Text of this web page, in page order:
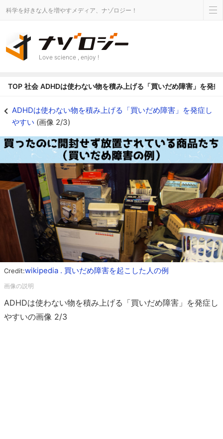
科学を好きな人を増やすメディア、ナゾロジー！
Love science , enjoy !
TOP 社会 ADHDは使わない物を積み上げる「買いだめ障害」を発症
ADHDは使わない物を積み上げる「買いだめ障害」を発症し
やすい (画像 2/3)
Credit:wikipedia . 買いだめ障害を起こした人の例
ADHDは使わない物を積み上げる「買いだめ障害」を発症し
やすいの画像 2/3